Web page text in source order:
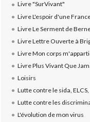
Livre "SurVivant"
Livre L'espoir d'une
Livre Le Serment de
Livre Lettre Ouverte à
Livre Mon corps
Livre Plus Vivant Que
Loisirs
Lutte contre le sida, ELCS,
Lutte contre les
L'évolution de mon virus